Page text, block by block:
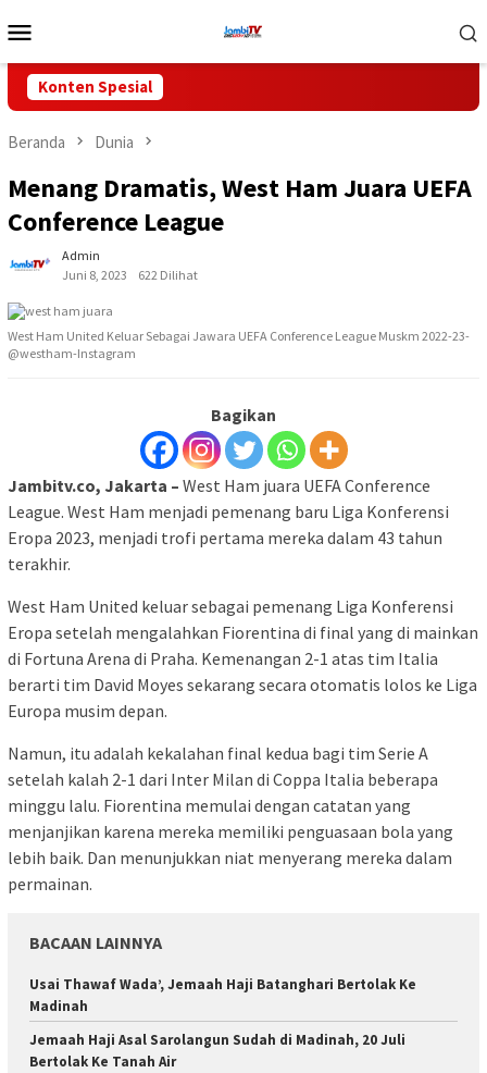
ke
Mobile
Konten Spesial
Beranda Dunia
Menang Dramatis, West Ham Juara UEFA
Conference League
Admin
Juni 8, 2023
622 Dilihat
West Ham United Keluar Sebagai Jawara UEFA Conference League Muskm 2022-23-
@westham-Instagram
Bagikan
Jambitv.co, Jakarta – West Ham juara UEFA Conference
League. West Ham menjadi pemenang baru Liga Konferensi
Eropa 2023, menjadi trofi pertama mereka dalam 43 tahun
terakhir.
West Ham United keluar sebagai pemenang Liga Konferensi
Eropa setelah mengalahkan Fiorentina di final yang di mainkan
di Fortuna Arena di Praha. Kemenangan 2-1 atas tim Italia
berarti tim David Moyes sekarang secara otomatis lolos ke Liga
Europa musim depan.
Namun, itu adalah kekalahan final kedua bagi tim Serie A
setelah kalah 2-1 dari Inter Milan di Coppa Italia beberapa
minggu lalu. Fiorentina memulai dengan catatan yang
menjanjikan karena mereka memiliki penguasaan bola yang
lebih baik. Dan menunjukkan niat menyerang mereka dalam
permainan.
BACAAN LAINNYA
Usai Thawaf Wada’, Jemaah Haji Batanghari Bertolak Ke
Madinah
Jemaah Haji Asal Sarolangun Sudah di Madinah, 20 Juli
Bertolak Ke Tanah Air